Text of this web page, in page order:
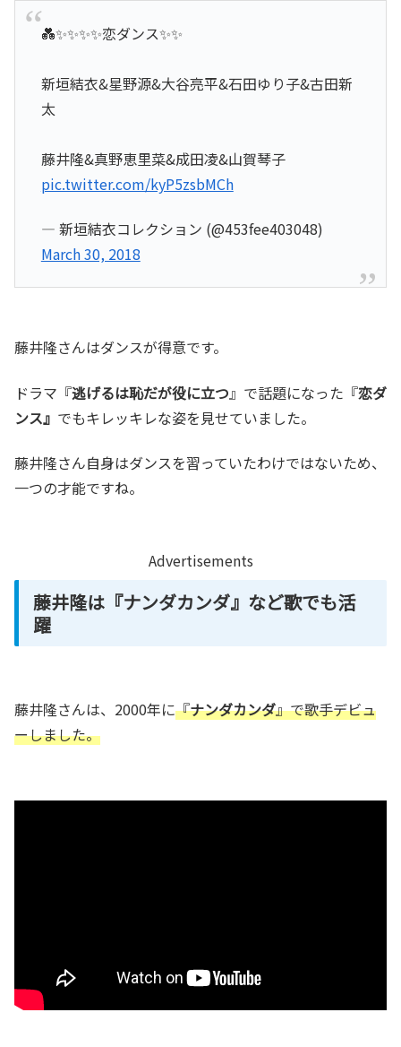
💑✨✨✨✨恋ダンス✨✨
新垣結衣&星野源&大谷亮平&石田ゆり子&古田新
太
藤井隆&真野恵里菜&成田凌&山賀琴子
pic.twitter.com/kyP5zsbMCh
— 新垣結衣コレクション (@453fee403048)
March 30, 2018
藤井隆さんはダンスが得意です。
ドラマ『逃げるは恥だが役に立つ』で話題になった『恋ダ
ンス』 でもキレッキレな姿を見せていました。
藤井隆さん自身はダンスを習っていたわけではないため、
一つの才能ですね。
Advertisements
藤井隆は『ナンダカンダ』など歌でも活
躍
藤井隆さんは、2000年に『ナンダカンダ』で歌手デビュ
ーしました。